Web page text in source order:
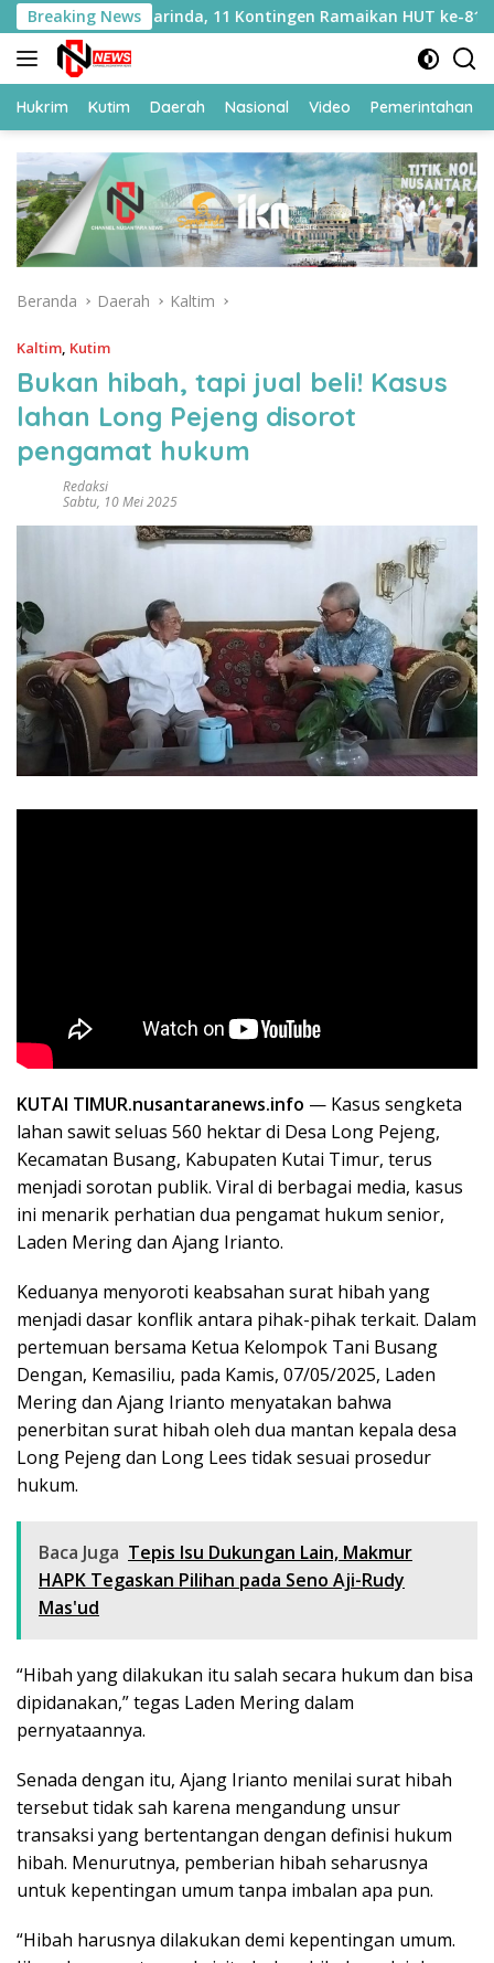
Langsung
ke
konten
Breaking News
Samarinda, 11 Kontingen Ramaikan HUT ke-81 RI
Hukrim Kutim Daerah Nasional Video Pemerintahan
Beranda Daerah Kaltim
Kaltim, Kutim
Bukan hibah, tapi jual beli! Kasus
lahan Long Pejeng disorot
pengamat hukum
Redaksi
Sabtu, 10 Mei 2025
KUTAI TIMUR.nusantaranews.info — Kasus sengketa
lahan sawit seluas 560 hektar di Desa Long Pejeng,
Kecamatan Busang, Kabupaten Kutai Timur, terus
menjadi sorotan publik. Viral di berbagai media, kasus
ini menarik perhatian dua pengamat hukum senior,
Laden Mering dan Ajang Irianto.
Keduanya menyoroti keabsahan surat hibah yang
menjadi dasar konflik antara pihak-pihak terkait. Dalam
pertemuan bersama Ketua Kelompok Tani Busang
Dengan, Kemasiliu, pada Kamis, 07/05/2025, Laden
Mering dan Ajang Irianto menyatakan bahwa
penerbitan surat hibah oleh dua mantan kepala desa
Long Pejeng dan Long Lees tidak sesuai prosedur
hukum.
Baca Juga Tepis Isu Dukungan Lain, Makmur
HAPK Tegaskan Pilihan pada Seno Aji-Rudy
Mas'ud
“Hibah yang dilakukan itu salah secara hukum dan bisa
dipidanakan,” tegas Laden Mering dalam
pernyataannya.
Senada dengan itu, Ajang Irianto menilai surat hibah
tersebut tidak sah karena mengandung unsur
transaksi yang bertentangan dengan definisi hukum
hibah. Menurutnya, pemberian hibah seharusnya
untuk kepentingan umum tanpa imbalan apa pun.
“Hibah harusnya dilakukan demi kepentingan umum.